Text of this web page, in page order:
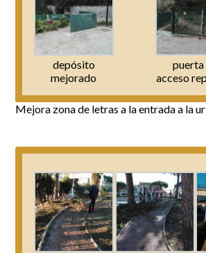
depósito
mejorado
puerta
acceso
Mejora zona de letras a la entrada a la